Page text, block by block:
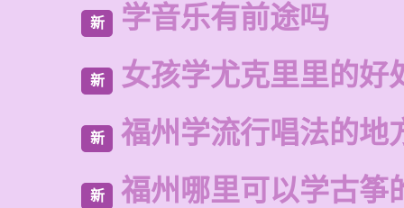
新 学音乐有前途吗
新 女孩学尤克里里的好
新 福州学流行唱法的地
新 福州哪里可以学古筝